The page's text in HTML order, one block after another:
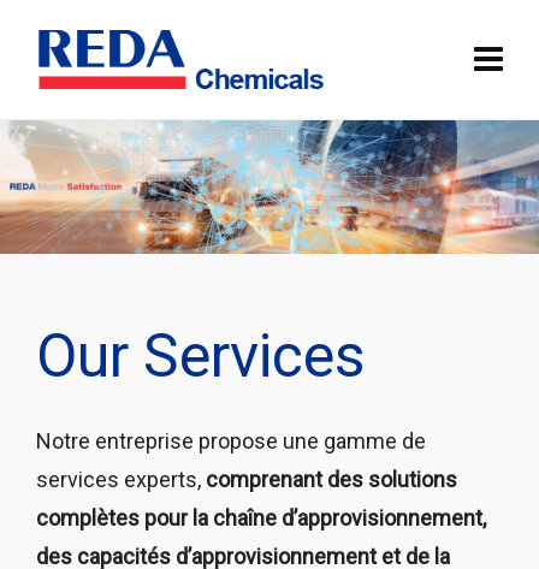
Our Services
Notre entreprise propose une gamme de
services experts, comprenant des solutions
complètes pour la chaîne d’approvisionnement,
des capacités d’approvisionnement et de la